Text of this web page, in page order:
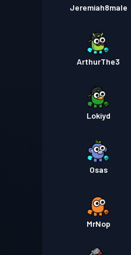
Jeremiah8male
ArthurThe3
Lokiyd
Osas
MrNop